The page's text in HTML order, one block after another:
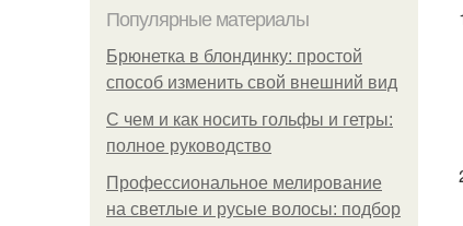
Популярные материалы
Брюнетка в блондинку: простой
способ изменить свой внешний вид
С чем и как носить гольфы и гетры:
полное руководство
Профессиональное мелирование
на светлые и русые волосы: подбор